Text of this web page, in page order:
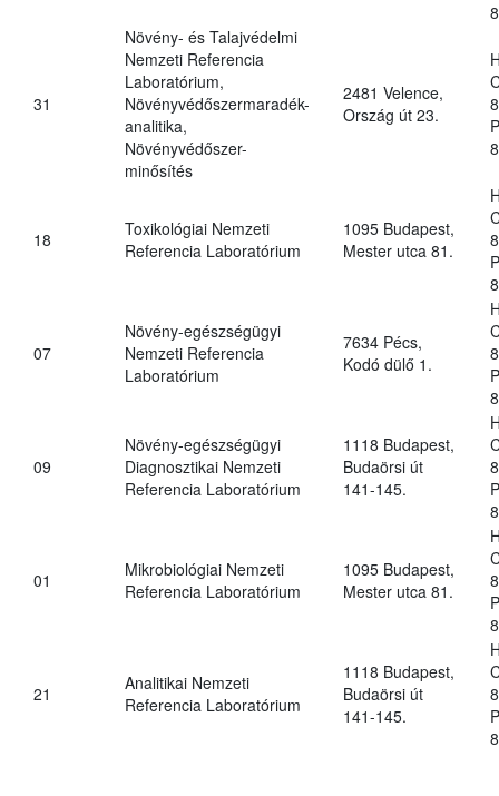
31
Növény- és Talajvédelmi
Nemzeti Referencia
Laboratórium,
Növényvédőszermaradék-
analitika,
Növényvédőszer-
minősítés
2481 Velence,
Ország út 23.
18
Toxikológiai Nemzeti
Referencia Laboratórium
1095 Budapest,
Mester utca 81.
07
Növény-egészségügyi
Nemzeti Referencia
Laboratórium
7634 Pécs,
Kodó dülő 1.
09
Növény-egészségügyi
Diagnosztikai Nemzeti
Referencia Laboratórium
1118 Budapest,
Budaörsi út
141-145.
01
Mikrobiológiai Nemzeti
Referencia Laboratórium
1095 Budapest,
Mester utca 81.
21
Analitikai Nemzeti
Referencia Laboratórium
1118 Budapest,
Budaörsi út
141-145.